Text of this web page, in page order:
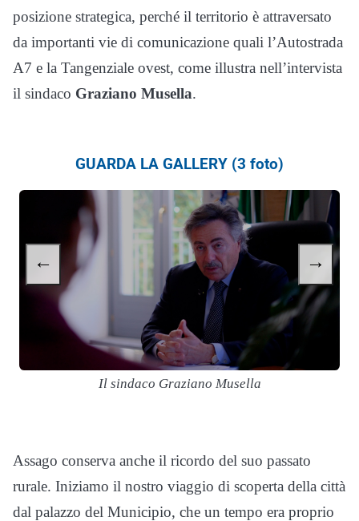
posizione strategica, perché il territorio è attraversato
da importanti vie di comunicazione quali l’Autostrada
A7 e la Tangenziale ovest, come illustra nell’intervista
il sindaco Graziano Musella.
GUARDA LA GALLERY (3 foto)
Il sindaco Graziano Musella
← →
Assago conserva anche il ricordo del suo passato
rurale. Iniziamo il nostro viaggio di scoperta della città
dal palazzo del Municipio, che un tempo era proprio